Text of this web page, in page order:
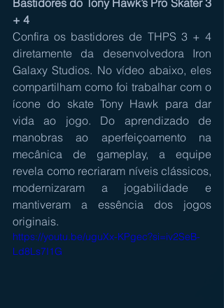
+ 4
Confira os bastidores de THPS 3 + 4
diretamente da desenvolvedora Iron
Galaxy Studios. No vídeo abaixo, eles
compartilham como foi trabalhar com o
ícone do skate Tony Hawk para dar
vida ao jogo. Do aprendizado de
manobras ao aperfeiçoamento na
mecânica de gameplay, a equipe
revela como recriaram níveis clássicos,
modernizaram a jogabilidade e
mantiveram a essência dos jogos
originais.
https://youtu.be/uguXx-KPgec?si=iv2SeB-
Ld8Ls7I1G